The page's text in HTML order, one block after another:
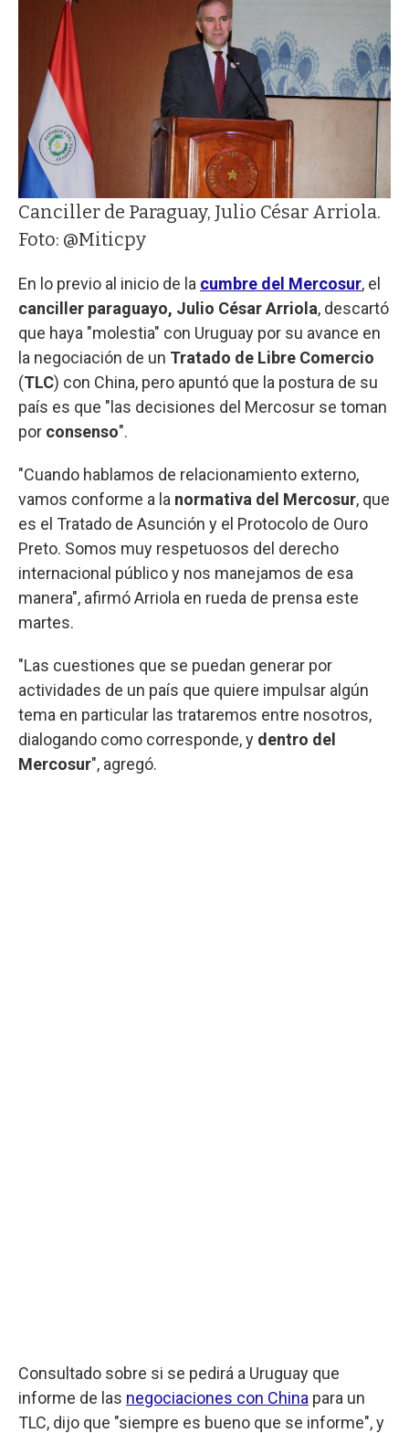
Canciller de Paraguay, Julio César Arriola.
Foto: @Miticpy
En lo previo al inicio de la cumbre del Mercosur, el
canciller paraguayo, Julio César Arriola, descartó
que haya "molestia" con Uruguay por su avance en
la negociación de un Tratado de Libre Comercio
(TLC) con China, pero apuntó que la postura de su
país es que "las decisiones del Mercosur se toman
por consenso".
"Cuando hablamos de relacionamiento externo,
vamos conforme a la normativa del Mercosur, que
es el Tratado de Asunción y el Protocolo de Ouro
Preto. Somos muy respetuosos del derecho
internacional público y nos manejamos de esa
manera", afirmó Arriola en rueda de prensa este
martes.
"Las cuestiones que se puedan generar por
actividades de un país que quiere impulsar algún
tema en particular las trataremos entre nosotros,
dialogando como corresponde, y dentro del
Mercosur", agregó.
Consultado sobre si se pedirá a Uruguay que
informe de las negociaciones con China para un
TLC, dijo que "siempre es bueno que se informe", y